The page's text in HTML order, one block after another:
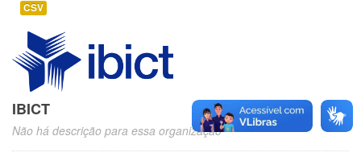
CSV
IBICT
Não há descrição para essa organização